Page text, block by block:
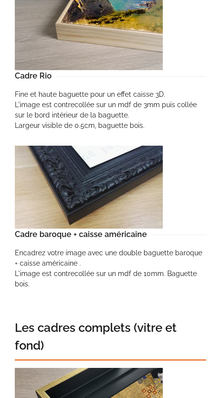
Cadre Rio
Fine et haute baguette pour un effet caisse 3D.
L'image est contrecollée sur un mdf de 3mm puis collée
sur le bord intérieur de la baguette.
Largeur visible de 0.5cm, baguette bois.
Cadre baroque + caisse américaine
Encadrez votre image avec une double baguette baroque
+ caisse américaine .
L'image est contrecollée sur un mdf de 10mm. Baguette
bois.
Les cadres complets (vitre et
fond)